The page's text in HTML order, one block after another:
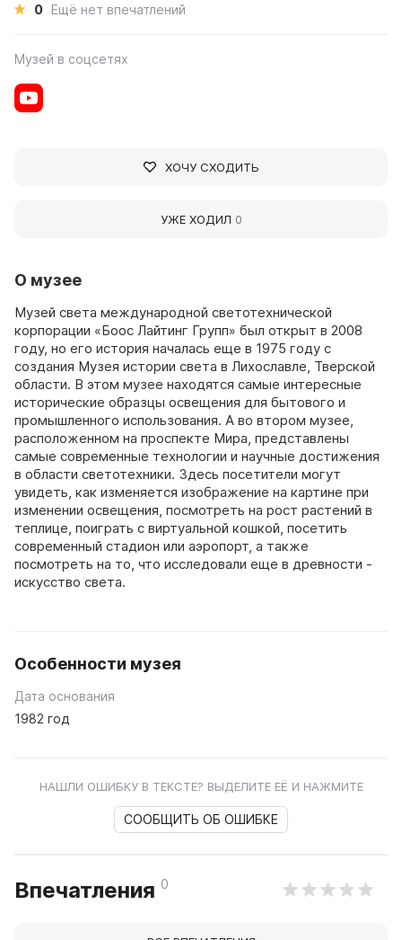
О музее
Музей света международной светотехнической
корпорации «Боос Лайтинг Групп» был открыт в 2008
году, но его история началась еще в 1975 году с
создания Музея истории света в Лихославле, Тверской
области. В этом музее находятся самые интересные
исторические образцы освещения для бытового и
промышленного использования. А во втором музее,
расположенном на проспекте Мира, представлены
самые современные технологии и научные достижения
в области светотехники. Здесь посетители могут
увидеть, как изменяется изображение на картине при
изменении освещения, посмотреть на рост растений в
теплице, поиграть с виртуальной кошкой, посетить
современный стадион или аэропорт, а также
посмотреть на то, что исследовали еще в древности -
искусство света.
Особенности музея
Дата основания
1982 год
НАШЛИ ОШИБКУ В ТЕКСТЕ? ВЫДЕЛИТЕ ЕЁ И НАЖМИТЕ
СООБЩИТЬ ОБ ОШИБКЕ
Впечатления 0
0 Ещё нет впечатлений
Музей в соцсетях
ХОЧУ СХОДИТЬ
УЖЕ ХОДИЛ 0